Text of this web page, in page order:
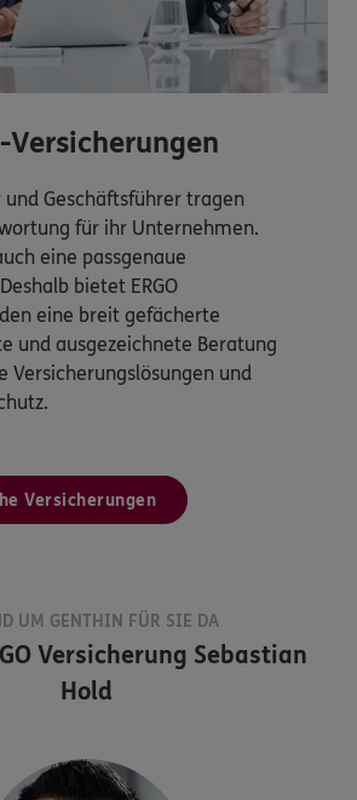
Versicherungen
Geschäftsführer tragen
für ihr Unternehmen.
eine passgenaue
bietet ERGO
eine breit gefächerte
und ausgezeichnete Beratung
Versicherungslösungen und
Versicherungen
UM GENTHIN FÜR SIE DA
Versicherung Sebastian
Hold